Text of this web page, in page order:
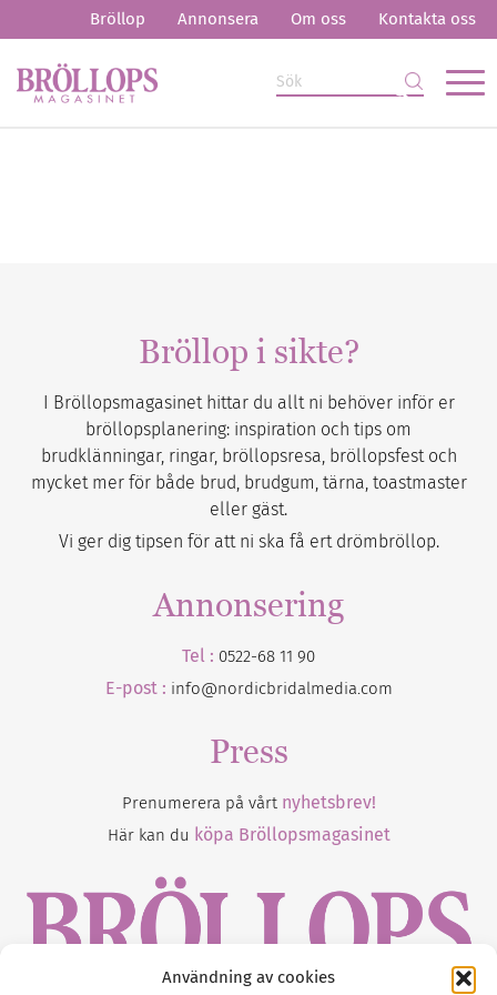
Användning av cookies
Bröllop Annonsera Om oss Kontakta oss
Bröllop i sikte?
I Bröllopsmagasinet hittar du allt ni behöver inför er
bröllopsplanering: inspiration och tips om
brudklänningar, ringar, bröllopsresa, bröllopsfest och
mycket mer för både brud, brudgum, tärna, toastmaster
eller gäst.
Vi ger dig tipsen för att ni ska få ert drömbröllop.
Annonsering
Tel : 0522-68 11 90
E-post : info@nordicbridalmedia.com
Press
Prenumerera på vårt nyhetsbrev!
Här kan du köpa Bröllopsmagasinet